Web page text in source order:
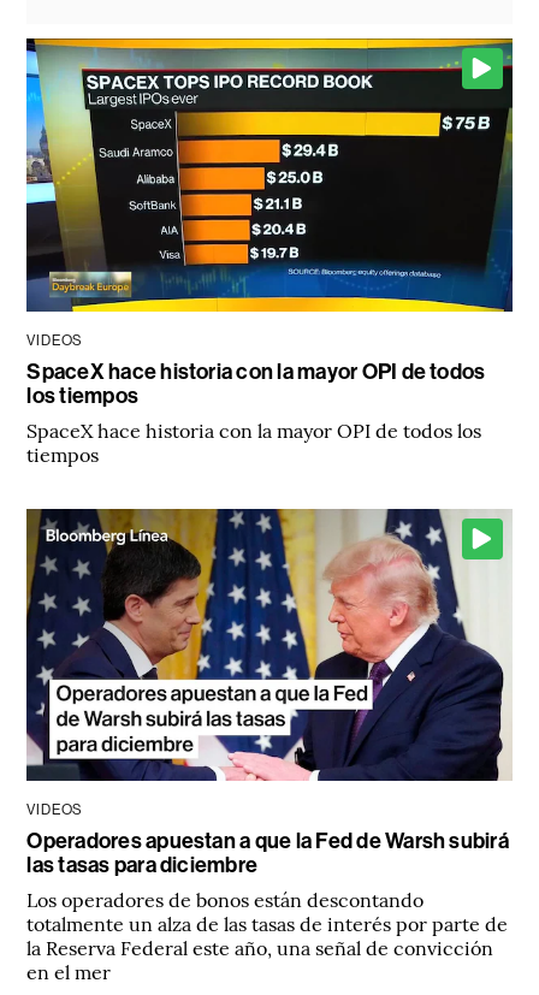
VIDEOS
SpaceX hace historia con la mayor OPI de todos
los tiempos
SpaceX hace historia con la mayor OPI de todos los
tiempos
VIDEOS
Operadores apuestan a que la Fed de Warsh subirá
las tasas para diciembre
Los operadores de bonos están descontando
totalmente un alza de las tasas de interés por parte de
la Reserva Federal este año, una señal de convicción
en el mer